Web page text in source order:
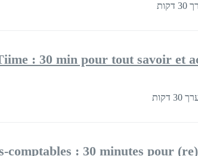
: 30 min pour tout savoir et
30 דקות
comptables : 30 minutes pour